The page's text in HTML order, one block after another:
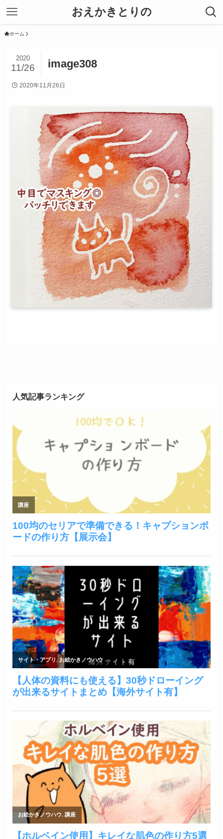
おえかきとりの
ホーム
image308
2020
11/26
2020年11月26日
人気記事ランキング